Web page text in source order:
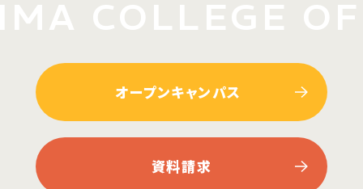
COLLEGE OF
オープンキャンパス
資料請求